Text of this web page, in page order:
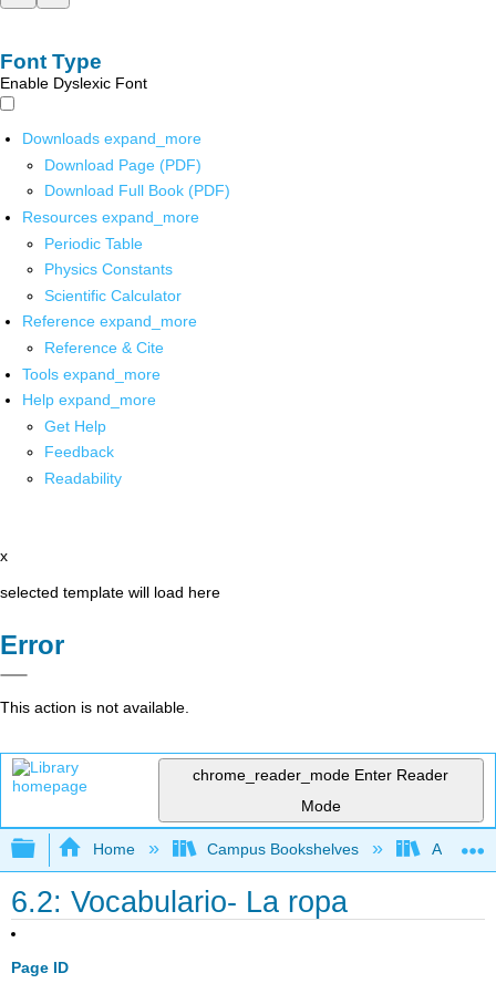
Font Type
Enable Dyslexic Font
Downloads expand_more
Download Page (PDF)
Download Full Book (PDF)
Resources expand_more
Periodic Table
Physics Constants
Scientific Calculator
Reference expand_more
Reference & Cite
Tools expand_more
Help expand_more
Get Help
Feedback
Readability
x
selected template will load here
Error
This action is not available.
chrome_reader_mode Enter Reader
Mode
Expand/collapse global hierarchy
Home Campus Bookshelves
6.2: Vocabulario- La ropa
Page ID